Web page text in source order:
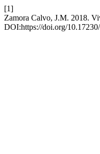
[1]
Zamora Calvo, J.M. 2018.
DOI:https://doi.org/